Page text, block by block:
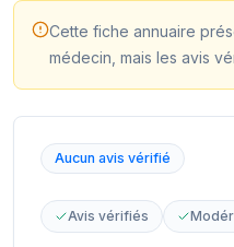
Cette fiche annuaire
médecin, mais les avis
Aucun avis vérifié
Avis vérifiés